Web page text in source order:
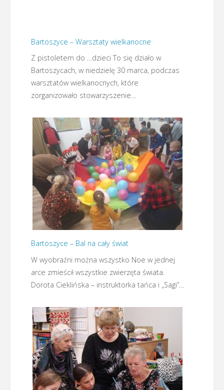
Bartoszyce – Warsztaty wielkanocne
Z pistoletem do …dzieci To się działo w
Bartoszycach, w niedzielę 30 marca, podczas
warsztatów wielkanocnych, które
zorganizowało stowarzyszenie…
Bartoszyce – Bal na cały świat
W wyobraźni można wszystko Noe w jednej
arce zmieścił wszystkie zwierzęta świata.
Dorota Cieklińska – instruktorka tańca i „Sagi”…